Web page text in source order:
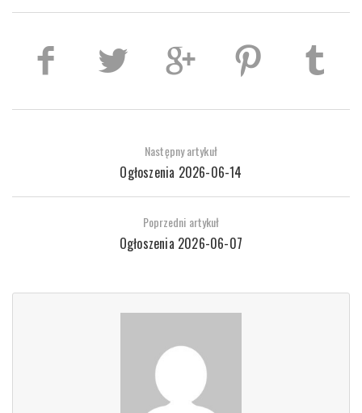
Następny artykuł
Ogłoszenia 2026-06-14
Poprzedni artykuł
Ogłoszenia 2026-06-07